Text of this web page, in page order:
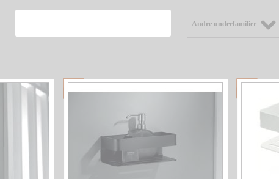
Andre underfamilier